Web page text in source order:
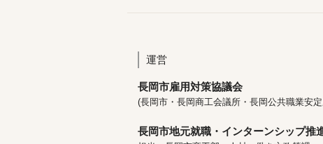
運営
長岡市雇用対策協議会
(長岡市・長岡商工会議所・長岡公共職業安
長岡市地元就職・インターンシップ推